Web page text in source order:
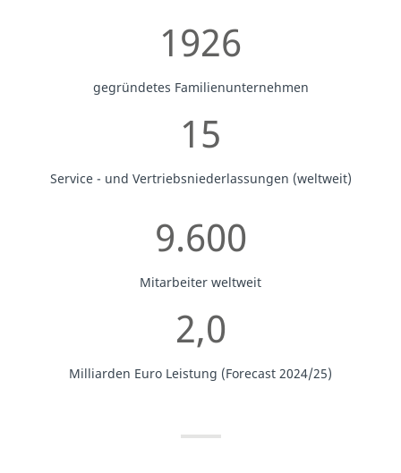
1926
gegründetes Familienunternehmen
15
Service - und Vertriebsniederlassungen (weltweit)
9.600
Mitarbeiter weltweit
2,0
Milliarden Euro Leistung (Forecast 2024/25)